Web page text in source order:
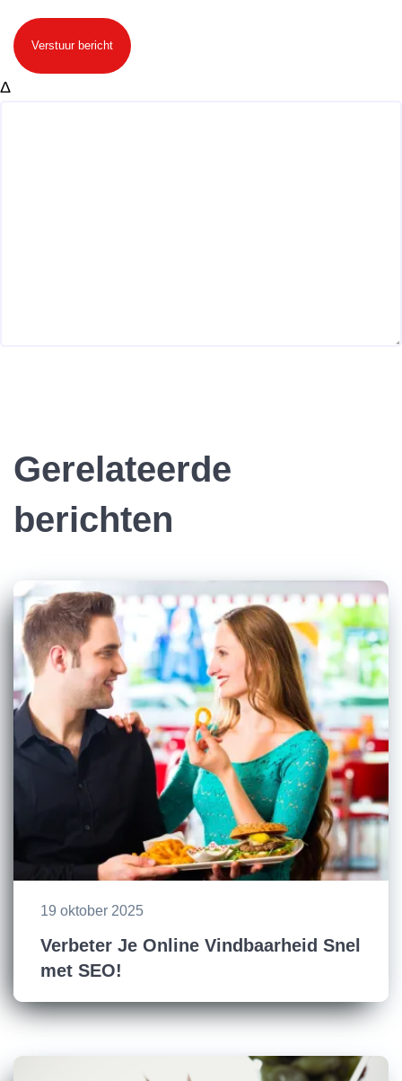
Verstuur bericht
Δ
Gerelateerde
berichten
19 oktober 2025
Verbeter Je Online Vindbaarheid Snel
met SEO!